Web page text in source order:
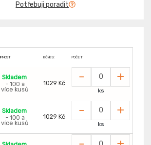
Potřebuji poradit
KČ/KS: POČET
Skladem
- 100 a
více kusů
1029 Kč - +
ks
Skladem
- 100 a
více kusů
1029 Kč - +
ks